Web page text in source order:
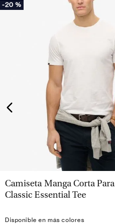
-20 %
VISTA RÁPIDA
Camiseta Manga Corta
Classic Essential Tee
Disponible en más colores